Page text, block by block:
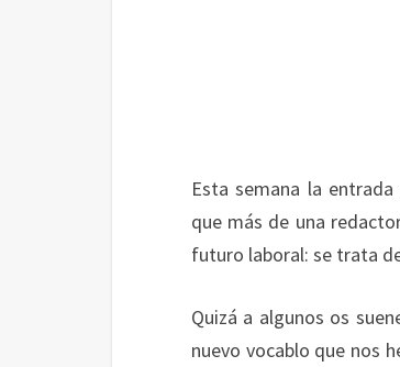
Esta semana la
que más de una
futuro laboral: se trata
Quizá a algunos os
nuevo vocablo que nos